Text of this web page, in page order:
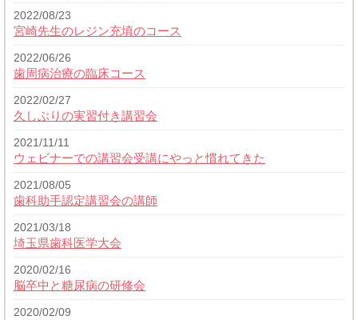
2022/08/23
宮崎先生のレジン充填のコース
2022/06/26
歯周病治療の臨床コース
2022/02/27
久しぶりの実習付き講習会
2021/11/11
ウェビナーでの講習会受講にやっと慣れてきた
2021/08/05
歯科助手認定講習会の講師
2021/03/18
埼玉県歯科医学大会
2020/02/16
脳卒中と糖尿病の研修会
2020/02/09